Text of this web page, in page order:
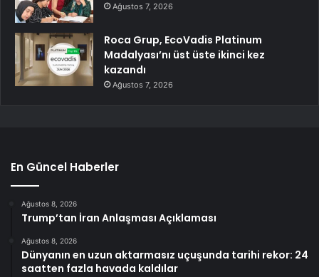
Ağustos 7, 2026
Roca Grup, EcoVadis Platinum
Madalyası’nı üst üste ikinci kez
kazandı
Ağustos 7, 2026
En Güncel Haberler
Ağustos 8, 2026
Trump’tan İran Anlaşması Açıklaması
Ağustos 8, 2026
Dünyanın en uzun aktarmasız uçuşunda tarihi rekor: 24
saatten fazla havada kaldılar